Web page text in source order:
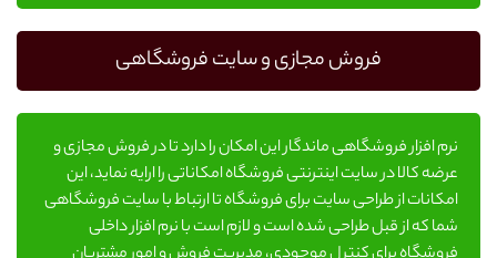
فروش مجازی و سایت فروشگاهی
نرم افزار فروشگاهی ماندگار این امکان را دارد تا در فروش مجازی و
عرضه کالا در سایت اینترنتی فروشگاه امکاناتی را ارایه نماید، این
امکانات از طراحی سایت برای فروشگاه تا ارتباط با سایت فروشگاهی
شما که از قبل طراحی شده است و لازم است با نرم افزار داخلی